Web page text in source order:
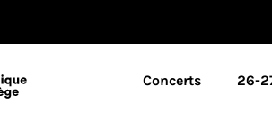
Concerts 26-